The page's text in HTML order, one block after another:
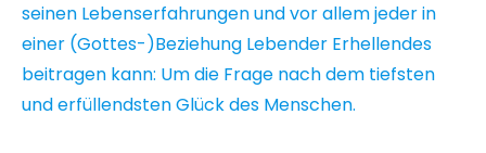
seinen Lebenserfahrungen und vor allem jeder in
einer (Gottes-)Beziehung Lebender Erhellendes
beitragen kann: Um die Frage nach dem tiefsten
und erfüllendsten Glück des Menschen.